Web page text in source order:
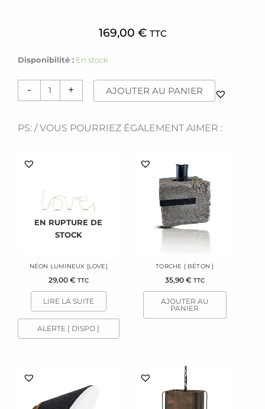
169,00 € TTC
Disponibilité : En stock
-
quantité
+ AJOUTER AU PANIER
PS: / VOUS POURRIEZ ÉGALEMENT AIMER :
EN RUPTURE DE
STOCK
NÉON LUMINEUX [LOVE]
29,00 € TTC
LIRE LA SUITE
ALERTE [ DISPO ]
TORCHE [ BÉTON ]
35,90 € TTC
AJOUTER AU
PANIER